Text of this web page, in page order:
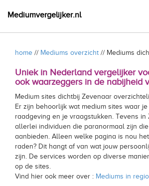
Mediumvergelijker.nl
home // Mediums overzicht // Mediums
Uniek in Nederland vergelijker
ook waarzeggers in de nabijheid
Medium sites dichtbij Zevenaar
Er zijn behoorlijk wat medium sites waar
raadgeving en je vraagstukken. Tevens in
allerlei individuen die paranormaal zijn
aanbieden. Alleen welke pagina is nou
raden? Dit hangt af van wat jouw
zijn. De services worden op diverse
op de sites.
Vind hier ook meer over : Mediums in